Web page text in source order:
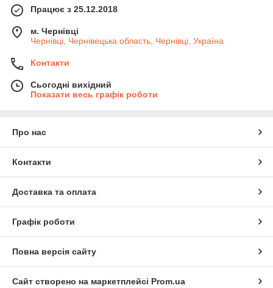
Працює з 25.12.2018
м. Чернівці
Чернівці, Чернівецька область, Чернівці, Україна
Контакти
Сьогодні вихідний
Показати весь графік роботи
Про нас
Контакти
Доставка та оплата
Графік роботи
Повна версія сайту
Сайт створено на маркетплейсі Prom.ua